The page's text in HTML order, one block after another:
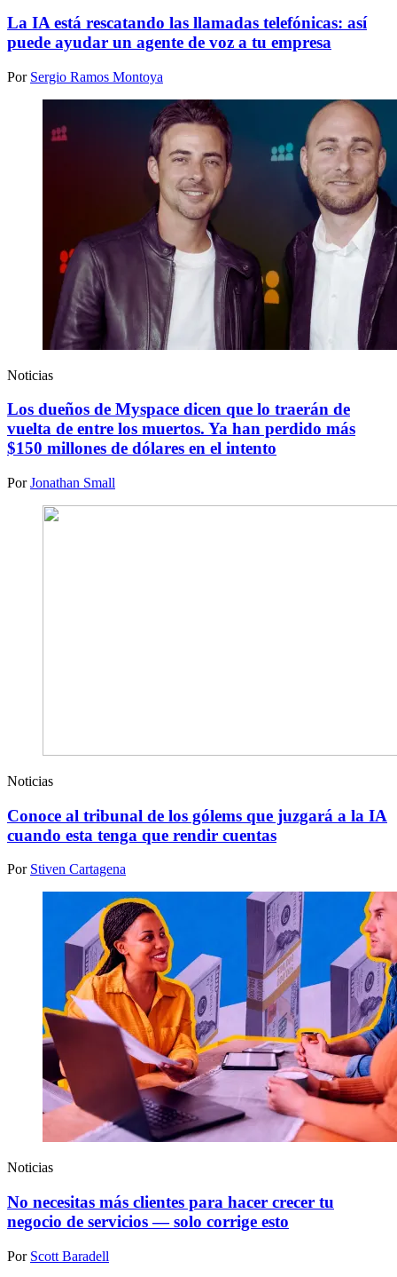
La IA está rescatando las llamadas telefónicas: así
puede ayudar un agente de voz a tu empresa
Por Sergio Ramos Montoya
Noticias
Los dueños de Myspace dicen que lo traerán de
vuelta de entre los muertos. Ya han perdido más
$150 millones de dólares en el intento
PorJonathan Small
Noticias
Conoce al tribunal de los gólems que juzgará a la IA
cuando esta tenga que rendir cuentas
Por Stiven Cartagena
Noticias
No necesitas más clientes para hacer crecer tu
negocio de servicios — solo corrige esto
Por Scott Baradell